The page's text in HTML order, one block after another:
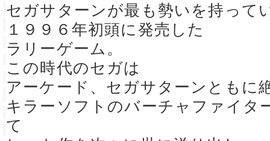
セガサターンが最も勢いを持って
１９９６年初頭に発売した
ラリーゲーム。
この時代のセガは
アーケード、セガサターンともに
キラーソフトのバーチャファイタ
て